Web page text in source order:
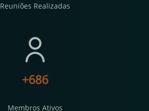
Reuniões Realizadas
+695
Membros Ativos